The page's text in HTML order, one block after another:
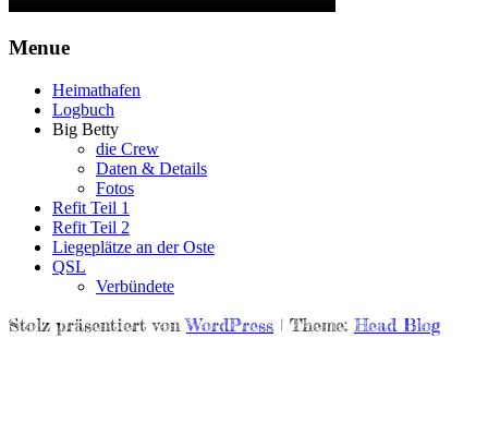
Menue
Heimathafen
Logbuch
Big Betty
die Crew
Daten & Details
Fotos
Refit Teil 1
Refit Teil 2
Liegeplätze an der Oste
QSL
Verbündete
Stolz präsentiert vonWordPress | Theme: Head Blog